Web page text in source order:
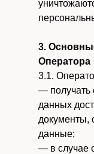
3.
Оператора
3.1.
— получать
данных
документы,
данные;
— в случае